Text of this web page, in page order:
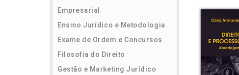
Empresarial
Ensino Jurídico e Metodologia
Exame de Ordem e Concursos
Filosofia do Direito
Gestão e Marketing Jurídico